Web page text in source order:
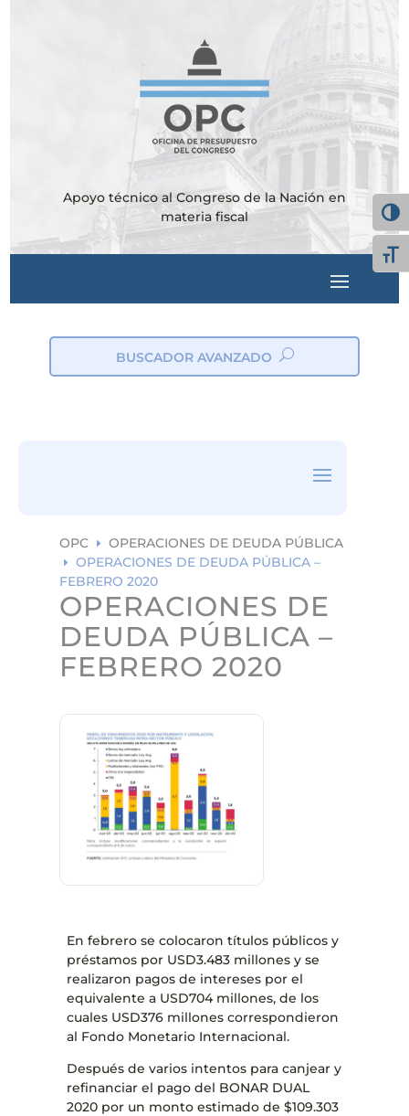
Apoyo técnico al Congreso de la Nación en
materia fiscal
BUSCADOR AVANZADO
OPC E OPERACIONES DE DEUDA PÚBLICA
E
OPERACIONES DE DEUDA PÚBLICA –
FEBRERO 2020
OPERACIONES DE
DEUDA PÚBLICA –
FEBRERO 2020
En febrero se colocaron títulos públicos y
préstamos por USD3.483 millones y se
realizaron pagos de intereses por el
equivalente a USD704 millones, de los
cuales USD376 millones correspondieron
al Fondo Monetario Internacional.
Después de varios intentos para canjear y
refinanciar el pago del BONAR DUAL
2020 por un monto estimado de $109.303